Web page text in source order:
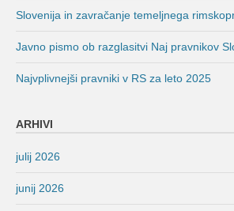
Slovenija in zavračanje temeljnega
Javno pismo ob razglasitvi Naj pravnikov
Najvplivnejši pravniki v RS za leto 2025
ARHIVI
julij 2026
junij 2026